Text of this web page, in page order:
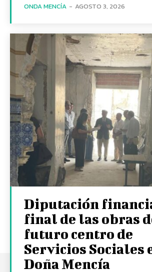
ONDA MENCÍA - AGOSTO 3, 2026
Diputación
final de las obras
futuro centro de
Servicios Sociales
Doña Mencía